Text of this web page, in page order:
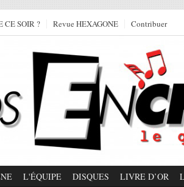
CE SOIR ? Revue HEXAGONE Contribuer
L'ÉQUIPE DISQUES LIVRE D’OR